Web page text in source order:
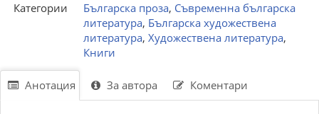
Категории
Българска проза, Съвременна българска
литература, Българска художествена
литература, Художествена литература,
Книги
Анотация За автора Коментари